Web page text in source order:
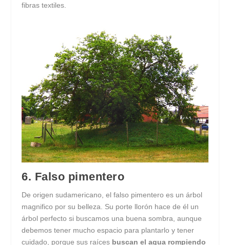
fibras textiles.
6. Falso pimentero
De origen sudamericano, el falso pimentero es un árbol
magnifico por su belleza. Su porte llorón hace de él un
árbol perfecto si buscamos una buena sombra, aunque
debemos tener mucho espacio para plantarlo y tener
cuidado, porque sus raíces buscan el agua rompiendo